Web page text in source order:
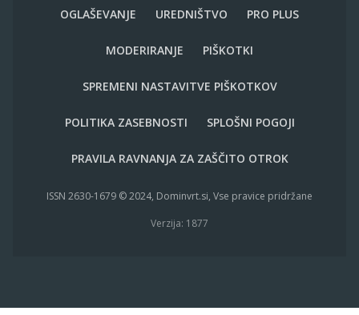
OGLAŠEVANJE UREDNIŠTVO PRO PLUS
MODERIRANJE PIŠKOTKI
SPREMENI NASTAVITVE PIŠKOTKOV
POLITIKA ZASEBNOSTI SPLOŠNI POGOJI
PRAVILA RAVNANJA ZA ZAŠČITO OTROK
ISSN 2630-1679 © 2024, Dominvrt.si, Vse pravice pridržane
Verzija: 1877